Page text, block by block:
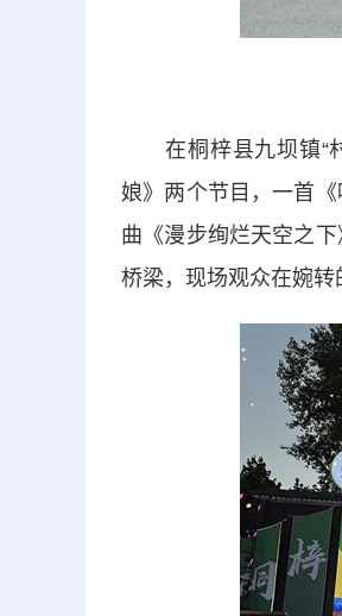
在桐梓县九坝镇“村
娘》两个节目，一首
曲《漫步绚烂天空之
桥梁，现场观众在婉转